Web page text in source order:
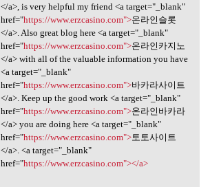
</a>, is very helpful my friend <a target="_blank"
href="https://www.erzcasino.com">온라인슬롯
</a>. Also great blog here <a target="_blank"
href="https://www.erzcasino.com">온라인카지노
</a> with all of the valuable information you have
<a target="_blank"
href="https://www.erzcasino.com">바카라사이트
</a>. Keep up the good work <a target="_blank"
href="https://www.erzcasino.com">온라인바카라
</a> you are doing here <a target="_blank"
href="https://www.erzcasino.com">토토사이트
</a>. <a target="_blank"
href="https://www.erzcasino.com"></a>